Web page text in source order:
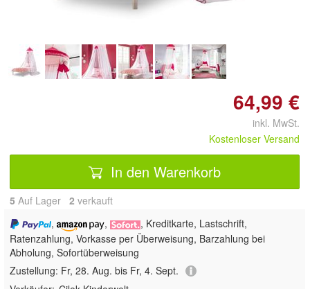
64,99 €
inkl. MwSt.
Kostenloser Versand
In den Warenkorb
5 Auf Lager 2 verkauft
,
,
, Kreditkarte, Lastschrift,
Ratenzahlung, Vorkasse per Überweisung, Barzahlung bei
Abholung, Sofortüberweisung
Zustellung: Fr, 28. Aug. bis Fr, 4. Sept.